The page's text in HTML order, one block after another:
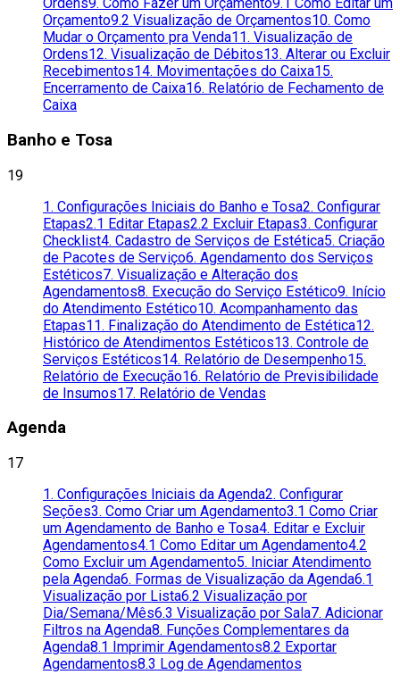
Ordens9. Como Fazer um Orçamento9.1 Como Editar um
Orçamento9.2 Visualização de Orçamentos10. Como
Mudar o Orçamento pra Venda11. Visualização de
Ordens12. Visualização de Débitos13. Alterar ou Excluir
Recebimentos14. Movimentações do Caixa15.
Encerramento de Caixa16. Relatório de Fechamento de
Caixa
Banho e Tosa
19
1. Configurações Iniciais do Banho e Tosa2. Configurar
Etapas2.1 Editar Etapas2.2 Excluir Etapas3. Configurar
Checklist4. Cadastro de Serviços de Estética5. Criação
de Pacotes de Serviço6. Agendamento dos Serviços
Estéticos7. Visualização e Alteração dos
Agendamentos8. Execução do Serviço Estético9. Início
do Atendimento Estético10. Acompanhamento das
Etapas11. Finalização do Atendimento de Estética12.
Histórico de Atendimentos Estéticos13. Controle de
Serviços Estéticos14. Relatório de Desempenho15.
Relatório de Execução16. Relatório de Previsibilidade
de Insumos17. Relatório de Vendas
Agenda
17
1. Configurações Iniciais da Agenda2. Configurar
Seções3. Como Criar um Agendamento3.1 Como Criar
um Agendamento de Banho e Tosa4. Editar e Excluir
Agendamentos4.1 Como Editar um Agendamento4.2
Como Excluir um Agendamento5. Iniciar Atendimento
pela Agenda6. Formas de Visualização da Agenda6.1
Visualização por Lista6.2 Visualização por
Dia/Semana/Mês6.3 Visualização por Sala7. Adicionar
Filtros na Agenda8. Funções Complementares da
Agenda8.1 Imprimir Agendamentos8.2 Exportar
Agendamentos8.3 Log de Agendamentos